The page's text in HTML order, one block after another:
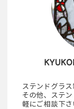
ステンドグラス
その他、ステ
軽にご相談下さ